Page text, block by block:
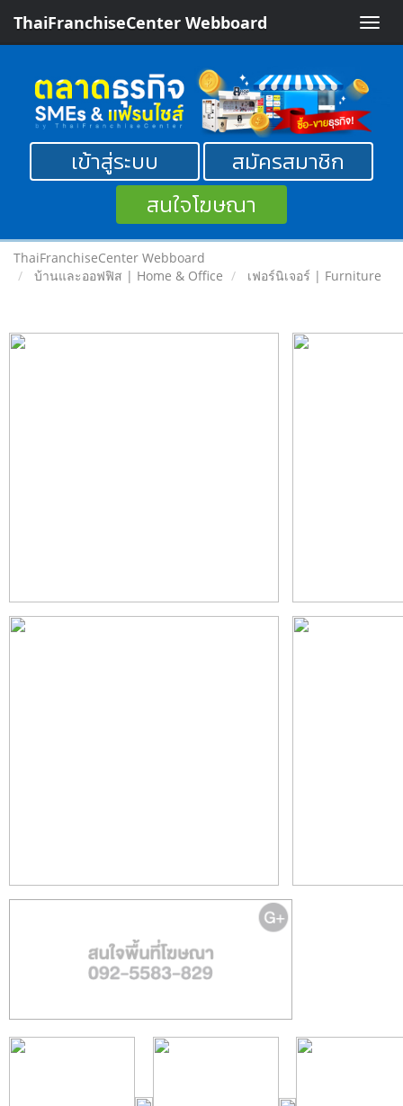
Toggle
ThaiFranchiseCenter Webboard
เข้าสู่ระบบ
สมัครสมาชิก
สนใจโฆษณา
ThaiFranchiseCenter Webboard
บ้านและออฟฟิส | Home & Office
เฟอร์นิเจอร์ | Furniture